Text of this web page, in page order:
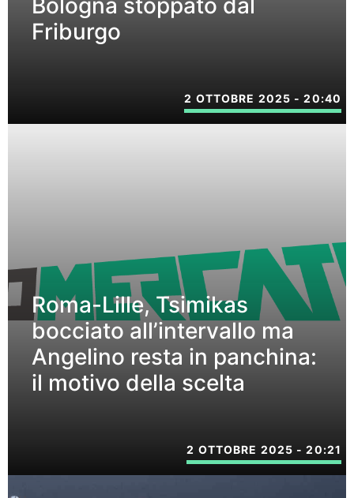
Bologna stoppato dal
Friburgo
2 OTTOBRE 2025 - 20:40
Roma-Lille, Tsimikas
bocciato all’intervallo ma
Angelino resta in panchina:
il motivo della scelta
2 OTTOBRE 2025 - 20:21